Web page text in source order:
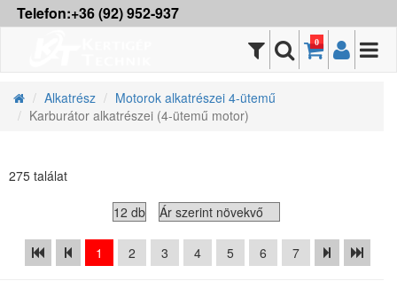
Telefon:+36 (92) 952-937
0
Alkatrész
Motorok alkatrészei 4-ütemű
Karburátor alkatrészei (4-ütemű motor)
275 találat
1 2 3 4 5 6 7